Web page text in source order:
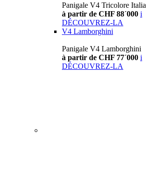
Panigale V4 Tricolore Italia
à partir de CHF 88´000 i
DÉCOUVREZ-LA
V4 Lamborghini
Panigale V4 Lamborghini
à partir de CHF 77´000 i
DÉCOUVREZ-LA